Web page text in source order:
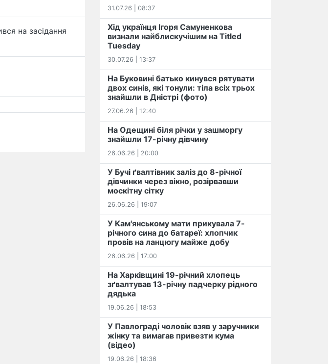
на засідання
31.07.26 | 08:37
Хід українця Ігоря Самуненкова
визнали найблискучішим на Titled
Tuesday
30.07.26 | 13:37
На Буковині батько кинувся рятувати
двох синів, які тонули: тіла всіх трьох
знайшли в Дністрі (фото)
27.06.26 | 12:40
На Одещині біля річки у зашморгу
знайшли 17-річну дівчину
26.06.26 | 20:00
У Бучі ґвалтівник заліз до 8-річної
дівчинки через вікно, розірвавши
москітну сітку
26.06.26 | 19:07
У Кам'янському мати прикувала 7-
річного сина до батареї: хлопчик
провів на ланцюгу майже добу
26.06.26 | 17:00
На Харківщині 19-річний хлопець​
️зґвалтував 13-річну падчерку рідного
дядька
19.06.26 | 18:53
У Павлограді чоловік взяв у заручники
жінку та вимагав привезти кума
(відео)
19.06.26 | 18:36